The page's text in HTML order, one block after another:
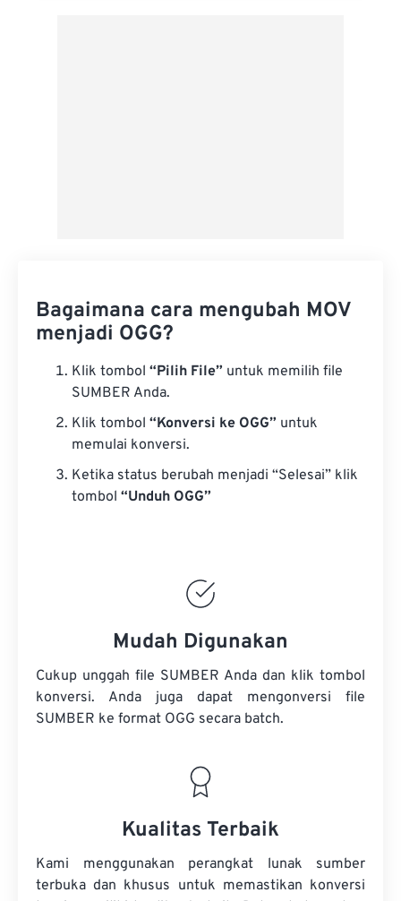
Bagaimana cara mengubah MOV
menjadi OGG?
Klik tombol “Pilih File” untuk memilih file
SUMBER Anda.
Klik tombol “Konversi ke OGG” untuk
memulai konversi.
Ketika status berubah menjadi “Selesai” klik
tombol “Unduh OGG”
Mudah Digunakan
Cukup unggah file SUMBER Anda dan klik tombol
konversi. Anda juga dapat mengonversi file
SUMBER ke format OGG secara batch.
Kualitas Terbaik
Kami menggunakan perangkat lunak sumber
terbuka dan khusus untuk memastikan konversi